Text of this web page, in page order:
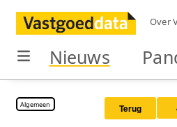
Over
Nieuws
Algemeen Terug